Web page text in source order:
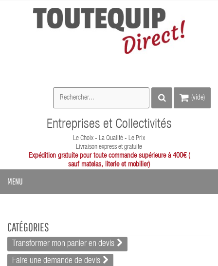
(vide)
Entreprises et Collectivités
Le Choix - La Qualité - Le Prix
Livraison express et gratuite
Expédition gratuite pour toute commande supérieure à 400€ (
sauf matelas, literie et mobilier)
MENU
CATÉGORIES
Transformer mon panier en devis
Faire une demande de devis